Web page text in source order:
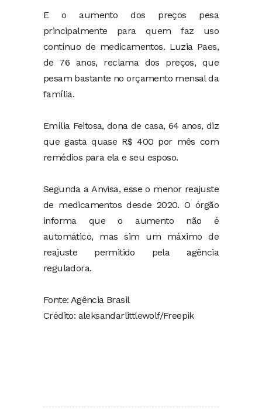
E o aumento dos preços pesa
principalmente para quem faz uso
contínuo de medicamentos. Luzia Paes,
de 76 anos, reclama dos preços, que
pesam bastante no orçamento mensal da
família.
Emília Feitosa, dona de casa, 64 anos, diz
que gasta quase R$ 400 por mês com
remédios para ela e seu esposo.
Segunda a Anvisa, esse o menor reajuste
de medicamentos desde 2020. O órgão
informa que o aumento não é
automático, mas sim um máximo de
reajuste permitido pela agência
reguladora.
Fonte: Agência Brasil
Crédito: aleksandarlittlewolf/Freepik